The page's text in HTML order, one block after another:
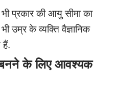
प्रकार की आयु सीमा का
भी उम्र के व्यक्ति वैज्ञानिक
के लिए आवश्यक